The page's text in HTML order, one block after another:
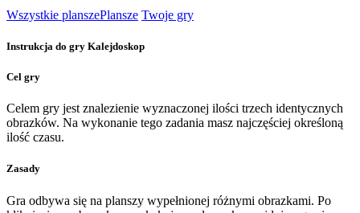
Wszystkie planszePlansze Twoje gry
Instrukcja do gry Kalejdoskop
Cel gry
Celem gry jest znalezienie wyznaczonej ilości trzech identycznych
obrazków. Na wykonanie tego zadania masz najczęściej określoną
ilość czasu.
Zasady
Gra odbywa się na planszy wypełnionej różnymi obrazkami. Po